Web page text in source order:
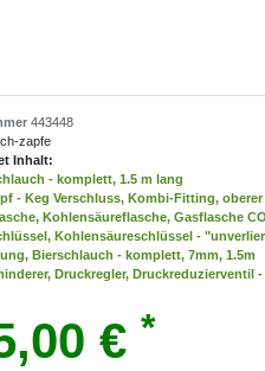
443448
zapfe
Inhalt:
- komplett, 1.5 m lang
- Keg Verschluss, Kombi-Fitting,
Kohlensäureflasche, Gasflasche
Kohlensäureschlüssel -
Bierschlauch - komplett, 7mm, 1.5m
Druckregler, Druckreduzierventil
€ *